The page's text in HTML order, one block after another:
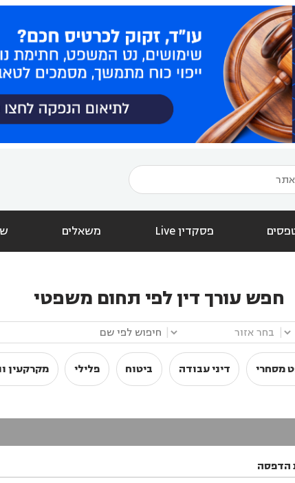
פסקדין Live משאלים
חפש עורך דין לפי תחום משפטי
מסחרי דיני עבודה ביטוח פלילי מקרקעין
הדפסה